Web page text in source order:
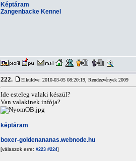
Képtáram
Zangenbacke Kennel
222. Elküldve: 2010-03-05 08:20:19, Rendezvények 2009
Ide esteleg valaki készül?
Van valakinek infója?
képtáram
boxer-goldenananas.webnode.hu
[válaszok erre: #223 #224]